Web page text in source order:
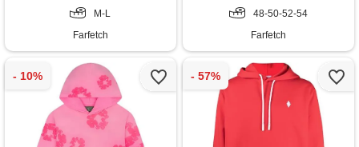
M-L
Farfetch
48-50-52-54
Farfetch